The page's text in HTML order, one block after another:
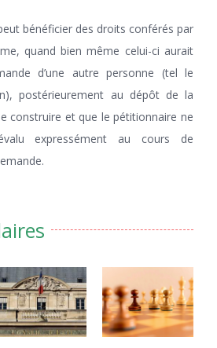
bénéficier des droits conférés par
quand bien même celui-ci aurait
d’une autre personne (tel le
postérieurement au dépôt de la
construire et que le pétitionnaire ne
expressément au cours de